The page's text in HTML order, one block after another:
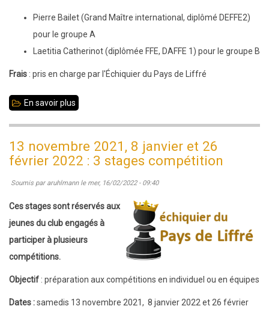
Pierre Bailet (Grand Maître international, diplômé DEFFE2)
pour le groupe A
Laetitia Catherinot (diplômée FFE, DAFFE 1) pour le groupe B
Frais : pris en charge par l'Échiquier du Pays de Liffré
En savoir plus
2022
7
janvier
2023
:
13 novembre 2021, 8 janvier et 26
février 2022 : 3 stages compétition
Soumis par aruhlmannle mer, 16/02/2022 - 09:40
Ces stages sont réservés aux
jeunes du club engagés à
participer à plusieurs
compétitions.
Objectif : préparation aux compétitions en individuel ou en équipes
Dates :samedis 13 novembre 2021, 8 janvier 2022 et 26 février